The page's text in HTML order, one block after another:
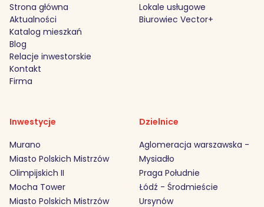
Strona główna
Aktualności
Katalog mieszkań
Blog
Relacje inwestorskie
Kontakt
Firma
Lokale usługowe
Biurowiec Vector+
Inwestycje
Murano
Miasto Polskich Mistrzów
Olimpijskich II
Mocha Tower
Miasto Polskich Mistrzów
Dzielnice
Aglomeracja warszawska -
Mysiadło
Praga Południe
Łódź - Środmieście
Ursynów